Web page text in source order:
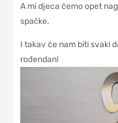
A mi djeca ćemo opet
spačke.
I takav će nam biti svaki
rođendan!